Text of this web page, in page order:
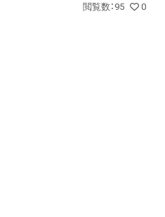
閲覧数 ： 95 0